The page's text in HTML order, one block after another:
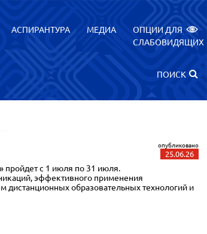
АСПИРАНТУРА МЕДИА
ОПЦИИ ДЛЯ
СЛАБОВИДЯЩИХ
ПОИСК
опубликовано
25.06.26
с 1 июля по 31 июля.
эффективного применения
образовательных технологий и